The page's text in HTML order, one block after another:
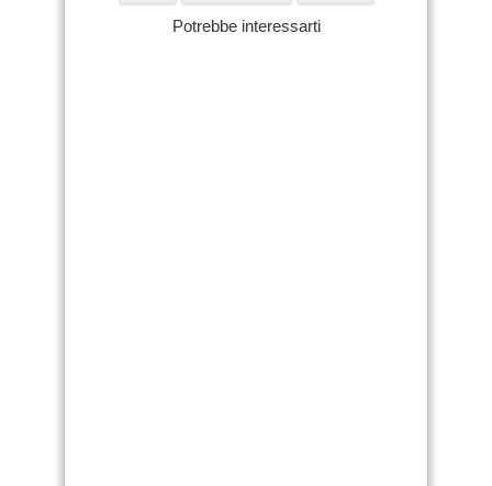
Potrebbe interessarti